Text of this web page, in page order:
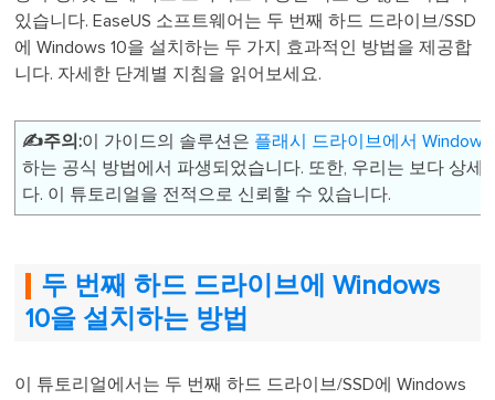
있습니다. EaseUS 소프트웨어는 두 번째 하드 드라이브/SSD
에 Windows 10을 설치하는 두 가지 효과적인 방법을 제공합
니다. 자세한 단계별 지침을 읽어보세요.
✍️주의:이 가이드의 솔루션은 플래시 드라이브에서
하는 공식 방법에서 파생되었습니다. 또한, 우리는 보다 상
다. 이 튜토리얼을 전적으로 신뢰할 수 있습니다.
두 번째 하드 드라이브에 Windows
10을 설치하는 방법
이 튜토리얼에서는 두 번째 하드 드라이브/SSD에 Windows